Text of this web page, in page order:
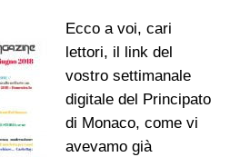
Ecco a voi, cari
lettori, il link del
vostro settimanale
digitale del Principato
di Monaco, come vi
avevamo già